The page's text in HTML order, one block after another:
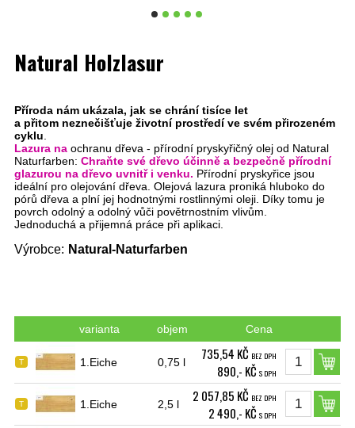
Natural Holzlasur
Příroda nám ukázala, jak se chrání tisíce let
a přitom neznečišťuje životní prostředí ve svém přirozeném
cyklu.
Lazura na ochranu dřeva - přírodní pryskyřičný olej od Natural
Naturfarben: Chraňte své dřevo účinně a bezpečně přírodní
glazurou na dřevo uvnitř i venku. Přírodní pryskyřice jsou
ideální pro olejování dřeva. Olejová lazura proniká hluboko do
pórů dřeva a plní jej hodnotnými rostlinnými oleji. Díky tomu je
povrch odolný a odolný vůči povětrnostním vlivům.
Jednoduchá a přijemná práce při aplikaci.
Výrobce: Natural-Naturfarben
varianta objem Cena
T 1.Eiche 0,75 l 735,54 KČ BEZ DPH
890,- KČ S DPH
T 1.Eiche 2,5 l 2 057,85 KČ BEZ DPH
2 490,- KČ S DPH